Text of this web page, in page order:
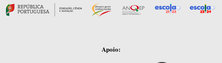
Apoio: